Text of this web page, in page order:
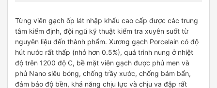
Từng viên gạch ốp lát nhập khẩu cao cấp được các trung
tâm kiểm định, đội ngũ kỹ thuật kiểm tra xuyên suốt từ
nguyên liệu đến thành phẩm. Xương gạch Porcelain có độ
hút nước rất thấp (nhỏ hơn 0.5%), quá trình nung ở nhiệt
độ trên 1200 độ C, bề mặt viên gạch được phủ men và
phủ Nano siêu bóng, chống trầy xước, chống bám bẩn,
đảm bảo độ bền, khả năng chịu lực và chịu va đập rất